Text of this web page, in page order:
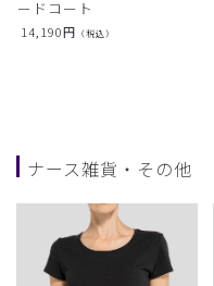
ードコート
14,190円 （税込）
ナース雑貨・その他